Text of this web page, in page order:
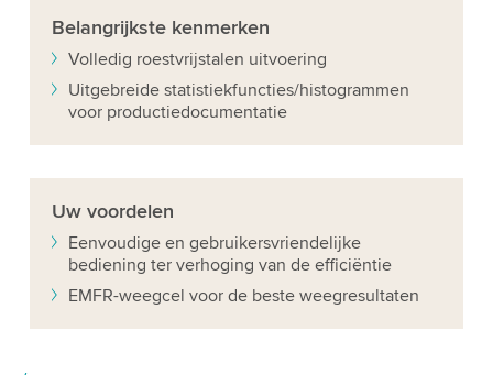
Belangrijkste kenmerken
Volledig roestvrijstalen uitvoering
Uitgebreide statistiekfuncties/histogrammen
voor productiedocumentatie
Uw voordelen
Eenvoudige en gebruikersvriendelijke
bediening ter verhoging van de efficiëntie
EMFR-weegcel voor de beste weegresultaten